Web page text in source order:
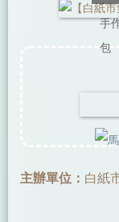
手
包
主辦單位： 白紙